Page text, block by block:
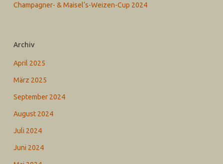
Champagner- & Maisel‘s-Weizen-Cup 2024
Archiv
April 2025
März 2025
September 2024
August 2024
Juli 2024
Juni 2024